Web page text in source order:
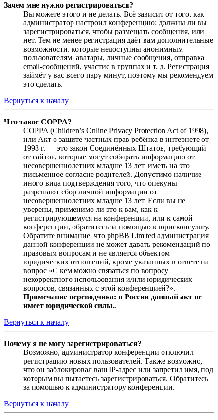
Зачем мне нужно регистрироваться?
Вы можете этого и не делать. Всё зависит от того, как
администратор настроил конференцию: должны ли вы
зарегистрироваться, чтобы размещать сообщения, или
нет. Тем не менее регистрация даёт вам дополнительные
возможности, которые недоступны анонимным
пользователям: аватары, личные сообщения, отправка
email-сообщений, участие в группах и т. д. Регистрация
займёт у вас всего пару минут, поэтому мы рекомендуем
это сделать.
Вернуться к началу
Что такое COPPA?
COPPA (Children’s Online Privacy Protection Act of 1998),
или Акт о защите частных прав ребёнка в интернете от
1998 г. — это закон Соединённых Штатов, требующий
от сайтов, которые могут собирать информацию от
несовершеннолетних младше 13 лет, иметь на это
письменное согласие родителей. Допустимо наличие
иного вида подтверждения того, что опекуны
разрешают сбор личной информации от
несовершеннолетних младше 13 лет. Если вы не
уверены, применимо ли это к вам, как к
регистрирующемуся на конференции, или к самой
конференции, обратитесь за помощью к юрисконсульту.
Обратите внимание, что phpBB Limited администрация
данной конференции не может давать рекомендаций по
правовым вопросам и не является объектом
юридических отношений, кроме указанных в ответе на
вопрос «С кем можно связаться по вопросу
некорректного использования и/или юридических
вопросов, связанных с этой конференцией?».
Примечание переводчика: в России данный акт не
имеет юридической силы..
Вернуться к началу
Почему я не могу зарегистрироваться?
Возможно, администратор конференции отключил
регистрацию новых пользователей. Также возможно,
что он заблокировал ваш IP-адрес или запретил имя, под
которым вы пытаетесь зарегистрироваться. Обратитесь
за помощью к администратору конференции.
Вернуться к началу